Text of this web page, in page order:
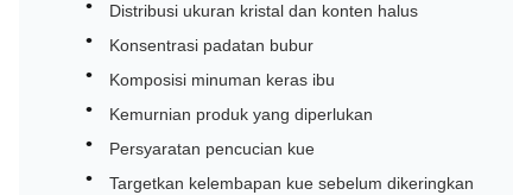
Distribusi ukuran kristal dan konten halus
Konsentrasi padatan bubur
Komposisi minuman keras ibu
Kemurnian produk yang diperlukan
Persyaratan pencucian kue
Targetkan kelembapan kue sebelum dikeringkan